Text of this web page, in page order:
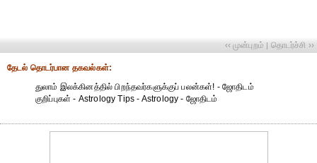
‹‹ முன்புறம் | தொடர்ச்சி ››
தேட‌ல் தொட‌ர்பான தகவ‌ல்க‌ள்:
துலாம் இலக்கினத்தில் பிறந்தவர்களுக்குப் பலன்கள்! - ஜோதிடம்
குறிப்புகள் - Astrology Tips - Astrology - ஜோதிடம்